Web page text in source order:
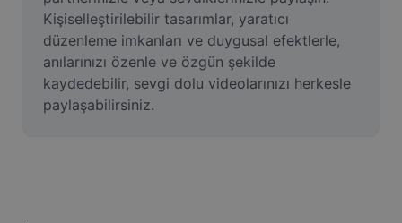
AI People Remover
AI Inpainting
Face Cutout
Kişiselleştirilebilir tasarımlar, yaratıcı
düzenleme imkanları ve duygusal efektlerle,
anılarınızı özenle ve özgün şekilde
kaydedebilir, sevgi dolu videolarınızı herkesle
paylaşabilirsiniz.